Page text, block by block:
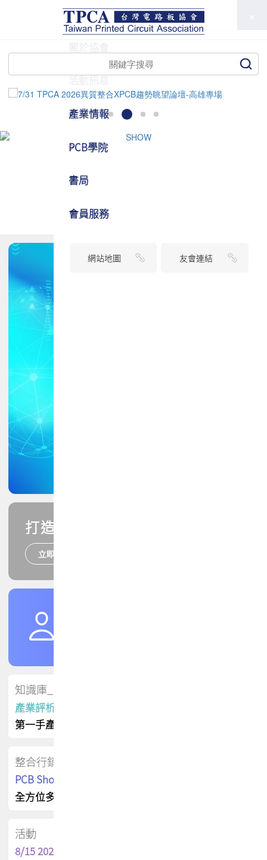
打造您的PCB專業技能
立即報名
知識庫_會員專屬
產業評析報告
第一手產業資訊
整合行銷
PCB Shop 採購指南
全方位多元曝光方案
活動
8/15 2026 TPCA健康盃保齡球聯誼賽
TPCA
活動訊息
產業情報
PCB學院
書局
會員服務
網站地圖 友會連結